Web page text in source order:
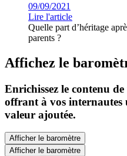
09/09/2021
Lire l'article
Quelle part d’héritage
parents ?
Affichez le
Enrichissez le contenu
offrant à vos
valeur ajoutée.
Afficher le baromètre
Afficher le baromètre